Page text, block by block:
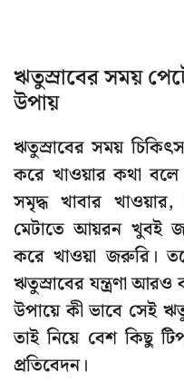
ঋতুস্রাবের সময়
উপায়
ঋতুস্রাবের সময়
করে খাওয়ার কথা
সমৃদ্ধ খাবার
মেটাতে আয়রন খুবই
করে খাওয়া জরুরি।
ঋতুস্রাবের যন্ত্রণা আরও
উপায়ে কী ভাবে সেই
তাই নিয়ে বেশ কিছু
প্রতিবেদন।